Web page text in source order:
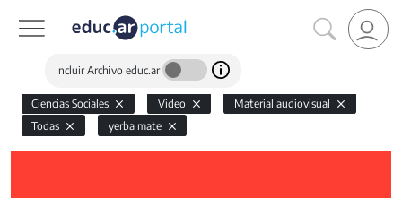
Incluir Archivo educ.ar
Ciencias Sociales Video
Material audiovisual
Todas
yerba mate